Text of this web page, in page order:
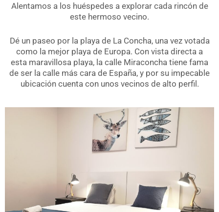
Alentamos a los huéspedes a explorar cada rincón de
este hermoso vecino.
Dé un paseo por la playa de La Concha, una vez votada
como la mejor playa de Europa. Con vista directa a
esta maravillosa playa, la calle Miraconcha tiene fama
de ser la calle más cara de España, y por su impecable
ubicación cuenta con unos vecinos de alto perfil.